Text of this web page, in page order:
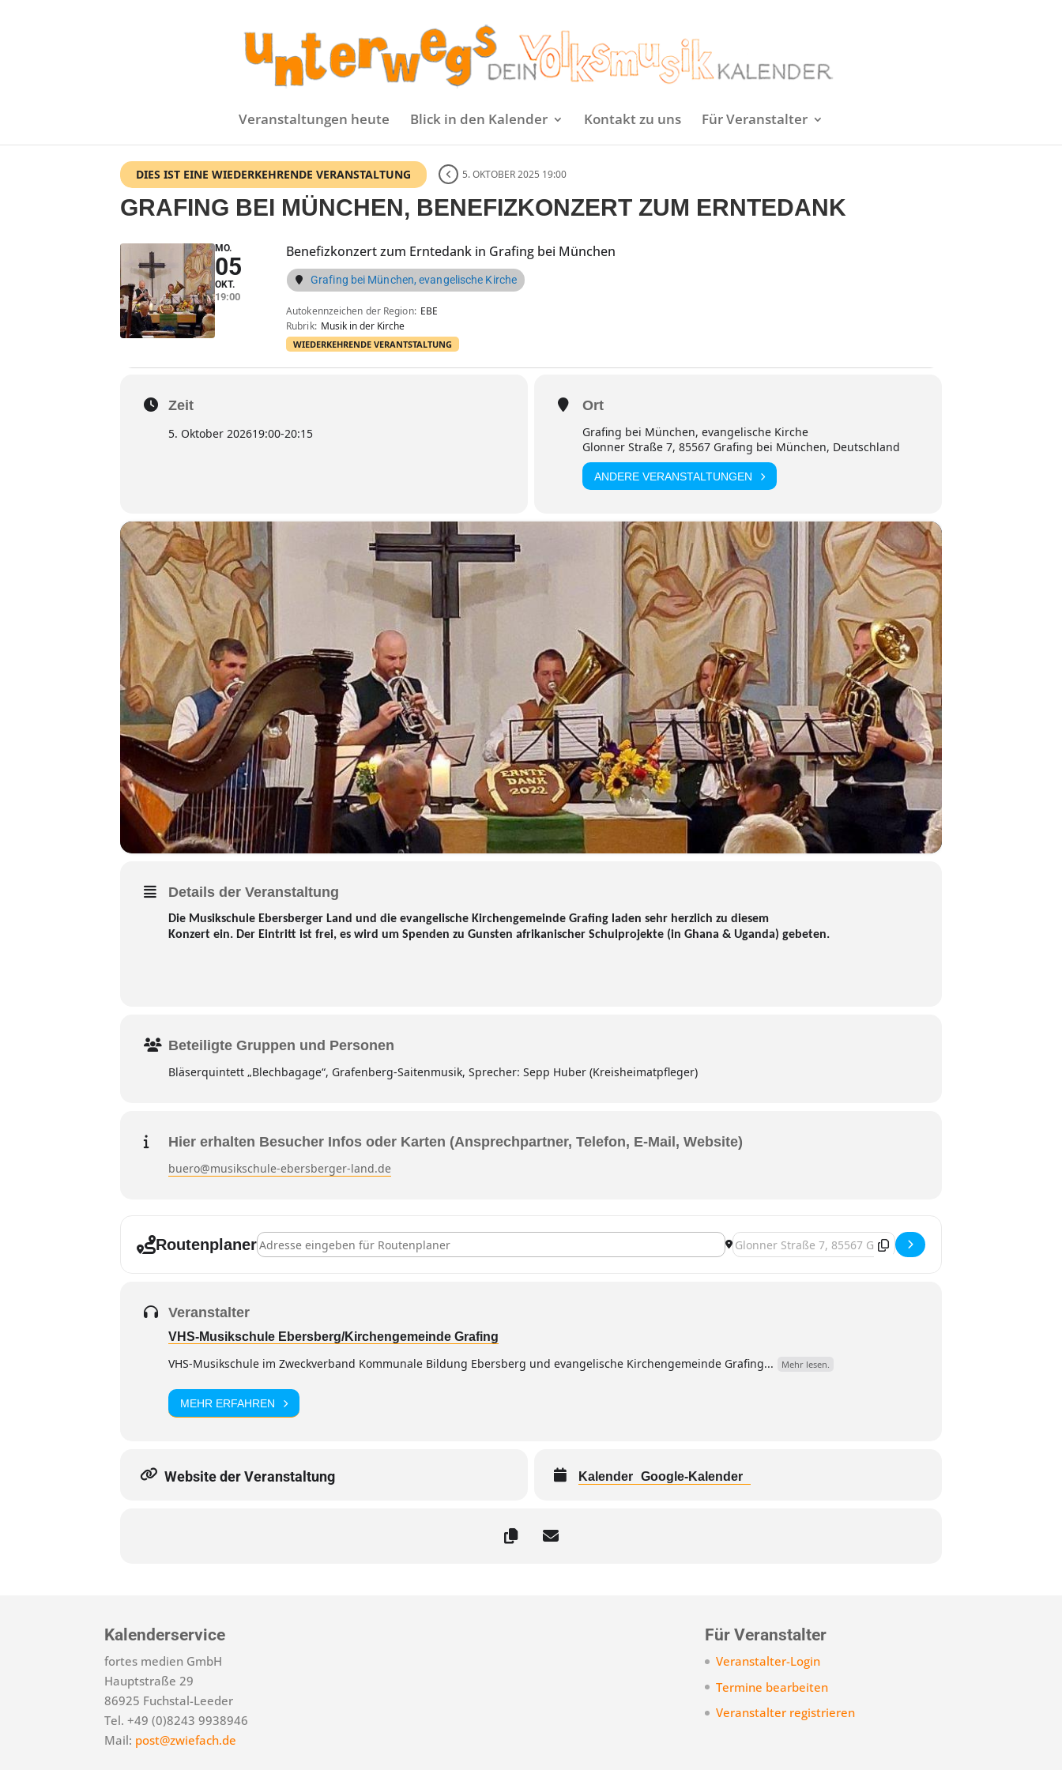
Veranstaltungen heute Blick in den Kalender Kontakt zu uns Für Veranstalter
DIES IST EINE WIEDERKEHRENDE VERANSTALTUNG 5. OKTOBER 2025 19:00
GRAFING BEI MÜNCHEN, BENEFIZKONZERT ZUM ERNTEDANK
MO.
05
OKT.
19:00
Benefizkonzert zum Erntedank in Grafing bei München
Grafing bei München, evangelische Kirche
Autokennzeichen der Region EBE
Rubrik Musik in der Kirche
WIEDERKEHRENDE VERANTSTALTUNG
Zeit
5. Oktober 202619:00-20:15
Ort
Grafing bei München, evangelische Kirche
Glonner Straße 7, 85567 Grafing bei München, Deutschland
ANDERE VERANSTALTUNGEN
Details der Veranstaltung
Die Musikschule Ebersberger Land und die evangelische Kirchengemeinde Grafing laden sehr herzlich zu diesem
Konzert ein. Der Eintritt ist frei, es wird um Spenden zu Gunsten afrikanischer Schulprojekte (in Ghana & Uganda) gebeten.
Beteiligte Gruppen und Personen
Bläserquintett „Blechbagage“, Grafenberg-Saitenmusik, Sprecher: Sepp Huber (Kreisheimatpfleger)
Hier erhalten Besucher Infos oder Karten (Ansprechpartner, Telefon, E-Mail, Website)
buero@musikschule-ebersberger-land.de
RoutenplanerAdresse - Grafing bei München, Benefizkonzert zum Erntedank [ewBfyR9FL] Zieladresse - Grafing bei München, Benefizkonzert zum
Veranstalter
VHS-Musikschule Ebersberg/Kirchengemeinde Grafing
VHS-Musikschule im Zweckverband Kommunale Bildung Ebersberg und evangelische Kirchengemeinde Grafing... Mehr lesen.
MEHR ERFAHREN
Website der Veranstaltung Kalender Google-Kalender
Kalenderservice
fortes medien GmbH
Hauptstraße 29
86925 Fuchstal-Leeder
Tel. +49 (0)8243 9938946
Mail: post@zwiefach.de
Für Veranstalter
Veranstalter-Login
Termine bearbeiten
Veranstalter registrieren